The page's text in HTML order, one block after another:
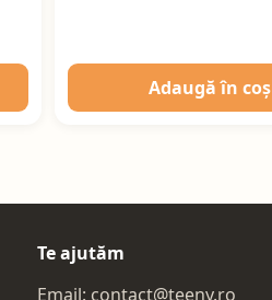
Adaugă în coș
Te ajutăm
Email: contact@teeny.ro